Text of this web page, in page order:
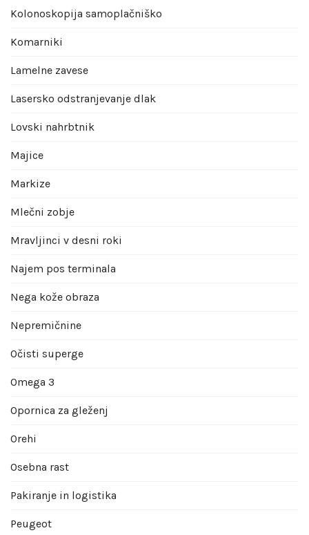
Kolonoskopija samoplačniško
Komarniki
Lamelne zavese
Lasersko odstranjevanje dlak
Lovski nahrbtnik
Majice
Markize
Mlečni zobje
Mravljinci v desni roki
Najem pos terminala
Nega kože obraza
Nepremičnine
Očisti superge
Omega 3
Opornica za gleženj
Orehi
Osebna rast
Pakiranje in logistika
Peugeot